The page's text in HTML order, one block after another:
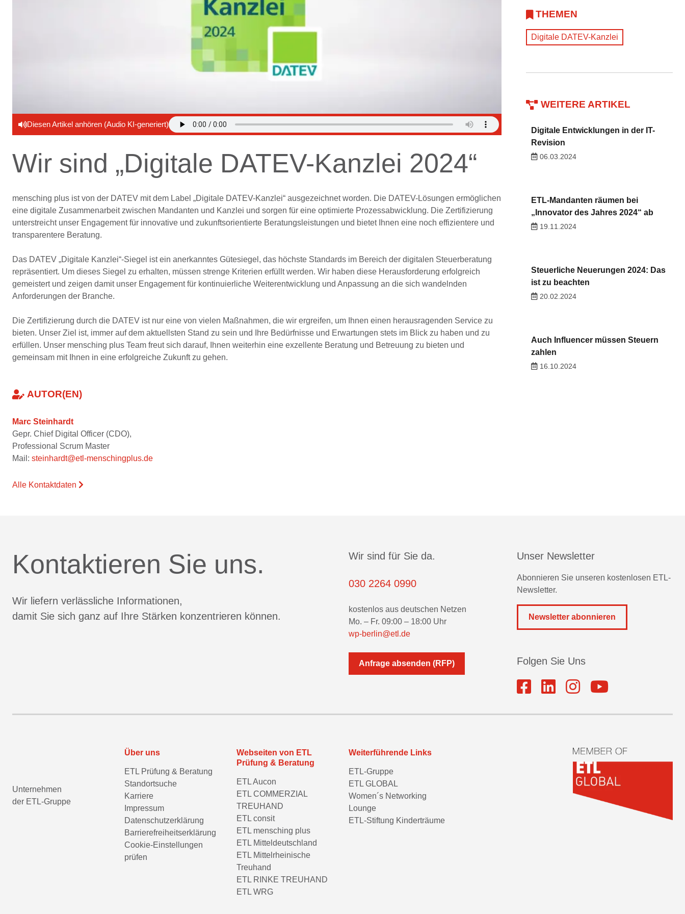
Diesen Artikel anhören (Audio KI-generiert)
Wir sind „Digitale DATEV-Kanzlei 2024“
mensching plus ist von der DATEV mit dem Label „Digitale DATEV-Kanzlei“ ausgezeichnet worden. Die DATEV-Lösungen ermöglichen
eine digitale Zusammenarbeit zwischen Mandanten und Kanzlei und sorgen für eine optimierte Prozessabwicklung. Die Zertifizierung
unterstreicht unser Engagement für innovative und zukunftsorientierte Beratungsleistungen und bietet Ihnen eine noch effizientere und
transparentere Beratung.
Das DATEV „Digitale Kanzlei“-Siegel ist ein anerkanntes Gütesiegel, das höchste Standards im Bereich der digitalen Steuerberatung
repräsentiert. Um dieses Siegel zu erhalten, müssen strenge Kriterien erfüllt werden. Wir haben diese Herausforderung erfolgreich
gemeistert und zeigen damit unser Engagement für kontinuierliche Weiterentwicklung und Anpassung an die sich wandelnden
Anforderungen der Branche.
Die Zertifizierung durch die DATEV ist nur eine von vielen Maßnahmen, die wir ergreifen, um Ihnen einen herausragenden Service zu
bieten. Unser Ziel ist, immer auf dem aktuellsten Stand zu sein und Ihre Bedürfnisse und Erwartungen stets im Blick zu haben und zu
erfüllen. Unser mensching plus Team freut sich darauf, Ihnen weiterhin eine exzellente Beratung und Betreuung zu bieten und
gemeinsam mit Ihnen in eine erfolgreiche Zukunft zu gehen.
AUTOR(EN)
Marc Steinhardt
Gepr. Chief Digital Officer (CDO),
Professional Scrum Master
Mail: steinhardt@etl-menschingplus.de
Alle Kontaktdaten
THEMEN
Digitale DATEV-Kanzlei
WEITERE ARTIKEL
Digitale Entwicklungen in der IT-
Revision
06.03.2024
ETL-Mandanten räumen bei
„Innovator des Jahres 2024“ ab
19.11.2024
Steuerliche Neuerungen 2024: Das
ist zu beachten
20.02.2024
Auch Influencer müssen Steuern
zahlen
16.10.2024
Kontaktieren Sie uns.
Wir liefern verlässliche Informationen,
damit Sie sich ganz auf Ihre Stärken konzentrieren können.
Wir sind für Sie da.
030 2264 0990
kostenlos aus deutschen Netzen
Mo. – Fr. 09:00 – 18:00 Uhr
wp-berlin@etl.de
Anfrage absenden (RFP)
Unser Newsletter
Abonnieren Sie unseren kostenlosen ETL-
Newsletter.
Newsletter abonnieren
Folgen Sie Uns
Unternehmen
der ETL-Gruppe
Über uns
ETL Prüfung & Beratung
Standortsuche
Karriere
Impressum
Datenschutzerklärung
Barrierefreiheitserklärung
Cookie-Einstellungen
prüfen
Webseiten von ETL
Prüfung & Beratung
ETL Aucon
ETL COMMERZIAL
TREUHAND
ETL consit
ETL mensching plus
ETL Mitteldeutschland
ETL Mittelrheinische
Treuhand
ETL RINKE TREUHAND
ETL WRG
Weiterführende Links
ETL-Gruppe
ETL GLOBAL
Women´s Networking
Lounge
ETL-Stiftung Kinderträume